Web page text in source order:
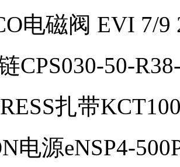
电磁阀 EVI 7/9
CPS030-50-
扎带
电源eNSP4-